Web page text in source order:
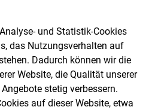
und Statistik-Cookies
das Nutzungsverhalten auf
Dadurch können wir die
Website, die Qualität unserer
stetig verbessern.
auf dieser Website, etwa